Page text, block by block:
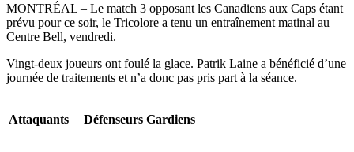
MONTRÉAL – Le match 3 opposant les Canadiens aux Caps étant
prévu pour ce soir, le Tricolore a tenu un entraînement matinal au
Centre Bell, vendredi.
Vingt-deux joueurs ont foulé la glace. Patrik Laine a bénéficié d’une
journée de traitements et n’a donc pas pris part à la séance.
Attaquants Défenseurs Gardiens